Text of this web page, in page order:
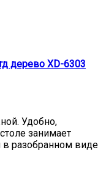
дерево XD-6303
Удобно,
занимает
в разобранном виде